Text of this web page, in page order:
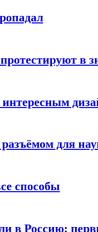
в
для
способы
в Россию: